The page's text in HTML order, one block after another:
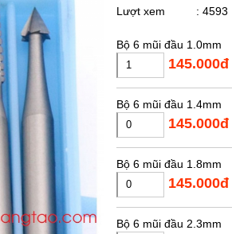
Lượt xem
: 4593
Bộ 6 mũi đầu 1.0mm
145.000đ
Bộ 6 mũi đầu 1.4mm
145.000đ
Bộ 6 mũi đầu 1.8mm
145.000đ
Bộ 6 mũi đầu 2.3mm